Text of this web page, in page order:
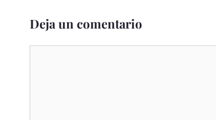
Deja un comentario